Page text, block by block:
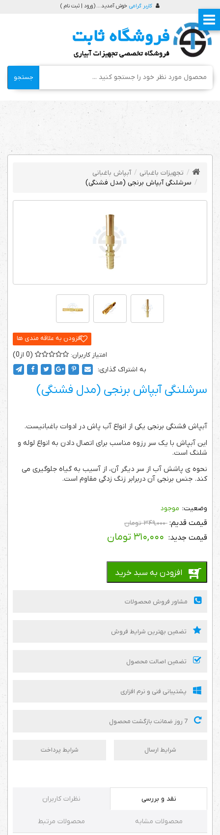
کاربر گرامی خوش آمدید ... (ورود | ثبت نام )
جستجو
تجهیزات باغبانی
آبپاش باغبانی
سرشلنگی آبپاش برنجی (مدل فشنگی)
0
0
به اشتراک گذاری:
سرشلنگی آبپاش برنجی (مدل فشنگی)
آبپاش فشنگی برنجی یکی از انواع آب پاش در ادوات باغبانیست.
این آبپاش با یک سر رزوه مناسب برای اتصال دادن به انواع لوله و
شلنگ است.
نحوه ی پاشش آب از سر دیگر آن، از آسیب به گیاه جلوگیری می
کند. جنس برنجی آن دربرابر زنگ زدگی مقاوم است.
موجود
۳۴۹,۰۰۰ تومان
۳۱۰,۰۰۰ تومان
افزودن به سبد خرید
مشاور فروش محصولات
تضمین بهترین شرایط فروش
تضمین اصالت محصول
پشتیبانی فنی و نرم افزاری
شرایط ارسال شرایط پرداخت
نقد و بررسی نظرات کاربران
محصولات مشابه محصولات مرتبط